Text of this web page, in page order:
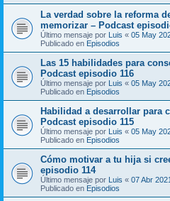
La verdad sobre la reforma
memorizar – Podcast
Último mensaje por Luis « 05 May
Publicado en Episodios
Las 15 habilidades para
Podcast episodio 116
Último mensaje por Luis « 05 May
Publicado en Episodios
Habilidad a desarrollar para
Podcast episodio 115
Último mensaje por Luis « 05 May
Publicado en Episodios
Cómo motivar a tu hija si
episodio 114
Último mensaje por Luis « 07 Abr
Publicado en Episodios